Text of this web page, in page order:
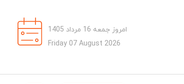
امروز جمعه 16 مرداد 1405
Friday 07 August 2026